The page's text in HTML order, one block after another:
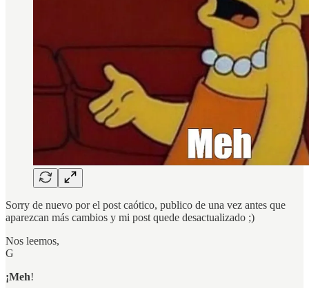
Sorry de nuevo por el post caótico, publico de una vez antes que
aparezcan más cambios y mi post quede desactualizado ;)
Nos leemos,
G
¡Meh!